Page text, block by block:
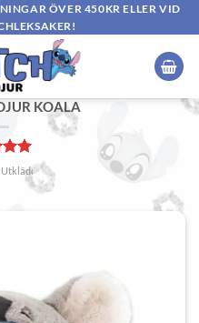
ÖVER 450KR ELLER VID
KOALA
5